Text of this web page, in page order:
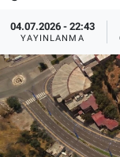
04.07.2026 - 22:43
YAYINLANMA
İlçeler
MAGAZİN